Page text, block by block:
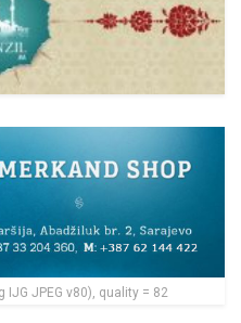
IJG JPEG v80), quality = 82